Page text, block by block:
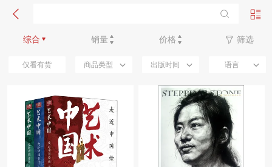
综合 销量 价格 筛选
新品优先
仅看有货 商品类型 出版时间 语言